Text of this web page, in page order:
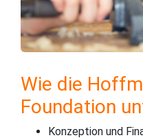
Wie die
Foundation
Konzeption und